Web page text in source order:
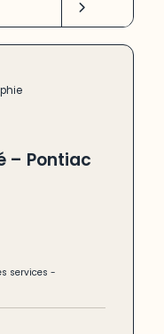
– Pontiac
services -